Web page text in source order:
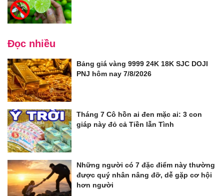
Đọc nhiều
Bảng giá vàng 9999 24K 18K SJC DOJI
PNJ hôm nay 7/8/2026
Tháng 7 Cô hồn ai đen mặc ai: 3 con
giáp này đỏ cả Tiền lẫn Tình
Những người có 7 đặc điểm này thường
được quý nhân nâng đỡ, dễ gặp cơ hội
hơn người